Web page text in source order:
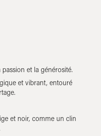
et la générosité.
et vibrant, entouré
et noir, comme un clin